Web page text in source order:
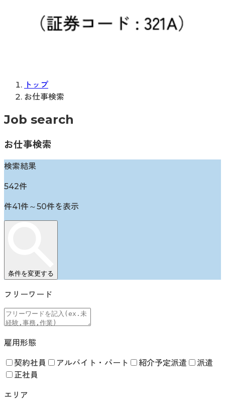
トップ
お仕事検索
Job search
お仕事検索
検索結果
542件
件41件～50件を表示
条件を変更する
フリーワード
雇用形態
契約社員 アルバイト・パート 紹介予定派遣
派遣
正社員
エリア